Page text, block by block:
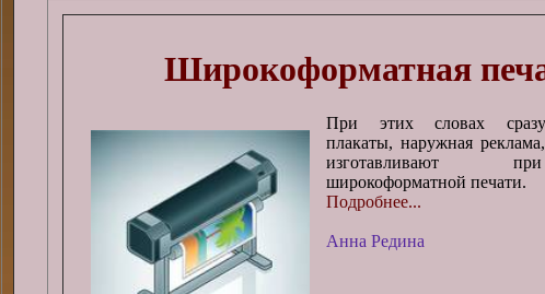
Широкоформатная
При этих словах
плакаты, наружная
изготавливают
широкоформатной печати.
Подробнее...
Анна Редина